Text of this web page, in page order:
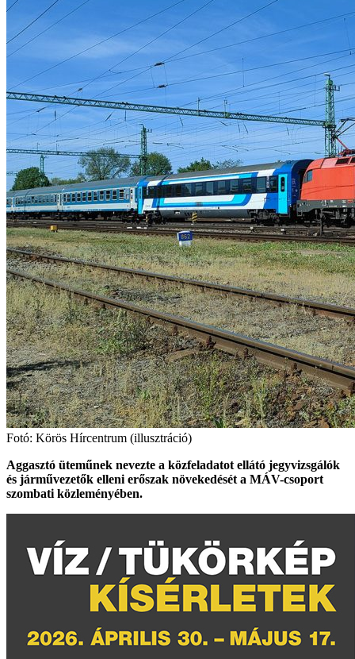
Fotó: Körös Hírcentrum (illusztráció)
Aggasztó üteműnek nevezte a közfeladatot ellátó jegyvizsgálók
és járművezetők elleni erőszak növekedését a MÁV-csoport
szombati közleményében.